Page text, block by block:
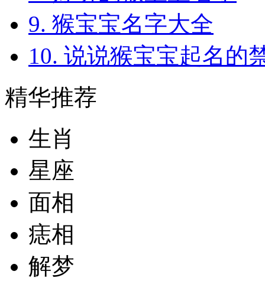
9. 猴宝宝名字大全
10. 说说猴宝宝起名的
精华推荐
生肖
星座
面相
痣相
解梦